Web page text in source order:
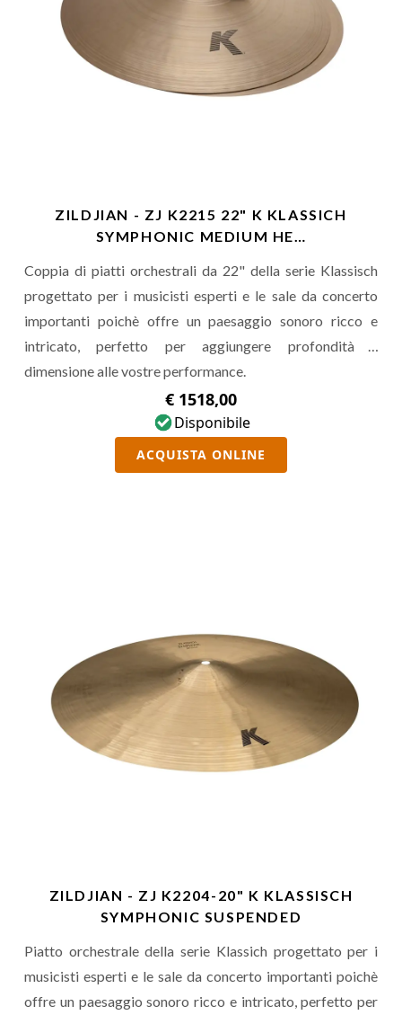
ZILDJIAN - ZJ K2215 22" K KLASSICH
SYMPHONIC MEDIUM HE…
Coppia di piatti orchestrali da 22" della serie Klassisch
progettato per i musicisti esperti e le sale da concerto
importanti poichè offre un paesaggio sonoro ricco e
intricato, perfetto per aggiungere profondità e
dimensione alle vostre performance.
€ 1518,00
Disponibile
ACQUISTA ONLINE
ZILDJIAN - ZJ K2204-20" K KLASSISCH
SYMPHONIC SUSPENDED
Piatto orchestrale della serie Klassich progettato per i
musicisti esperti e le sale da concerto importanti poichè
offre un paesaggio sonoro ricco e intricato, perfetto per